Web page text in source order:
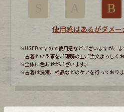
B
使用感はあるがダメ
※USEDですので使用感などございますが、ま
古着という事をご理解の上ご注文よろしくお
※全体に色あせがございます。
※古着は洗濯、検品などのケアを行っておりま